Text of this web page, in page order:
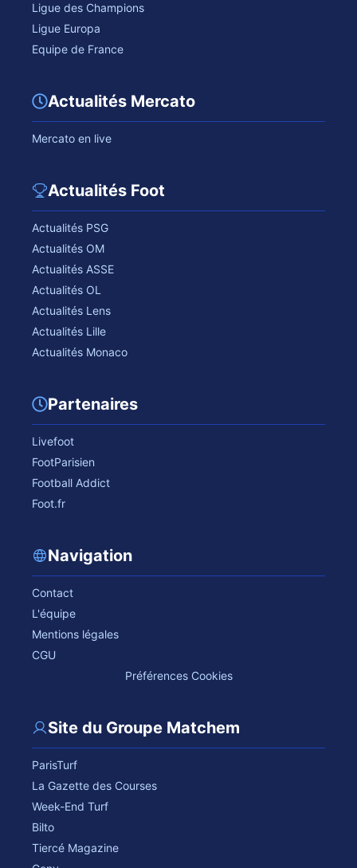
Ligue des Champions
Ligue Europa
Equipe de France
Actualités Mercato
Mercato en live
Actualités Foot
Actualités PSG
Actualités OM
Actualités ASSE
Actualités OL
Actualités Lens
Actualités Lille
Actualités Monaco
Partenaires
Livefoot
FootParisien
Football Addict
Foot.fr
Navigation
Contact
L'équipe
Mentions légales
CGU
Préférences Cookies
Site du Groupe Matchem
ParisTurf
La Gazette des Courses
Week-End Turf
Bilto
Tiercé Magazine